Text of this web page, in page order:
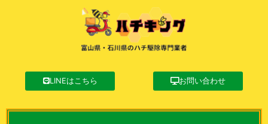
LINEはこちら お問い合わせ